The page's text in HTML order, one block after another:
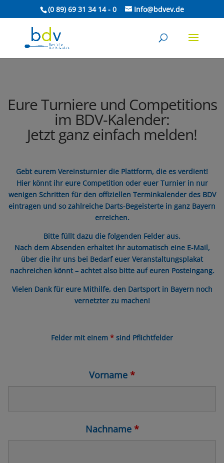
(0 89) 69 31 34 14 - 0 Info@bdvev.de
Eure Turniere und Competitions
im BDV-Kalender:
Jetzt ganz einfach melden!
Gebt eurem Vereinsturnier die Plattform, die es verdient!
Hier könnt ihr eure Competition oder euer Turnier in nur
wenigen Schritten für den offiziellen Terminkalender des BDV
eintragen und so zahlreiche Darts-Begeisterte in ganz Bayern
erreichen.
Bitte füllt dazu die folgenden Felder aus.
Nach dem Absenden erhaltet ihr automatisch eine E-Mail,
über die ihr uns bei Bedarf euer Veranstaltungsplakat
nachreichen könnt – achtet also bitte auf euren Posteingang.
Vielen Dank für eure Mithilfe, den Dartsport in Bayern noch
vernetzter zu machen!
Felder mit einem * sind Pflichtfelder
Vorname *
Nachname *